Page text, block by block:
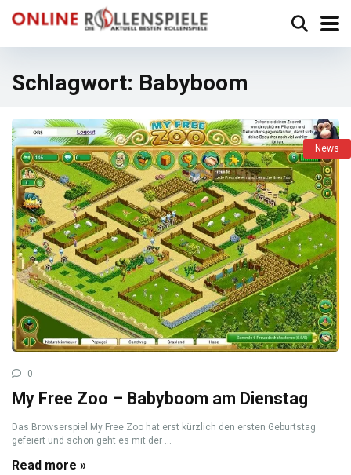
Schlagwort: Babyboom
News
0
My Free Zoo – Babyboom am Dienstag
Das Browserspiel My Free Zoo hat erst kürzlich den ersten Geburtstag
gefeiert und schon geht es mit der ...
Read more »